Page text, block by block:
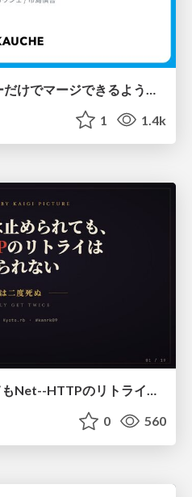
1 1.4k
琵琶湖の水は止められてもNet--HTTPのリトライは止められない / You might be able to stop the water flow of Lake Biwa but you can't stop Net::HTTP retries
0 560